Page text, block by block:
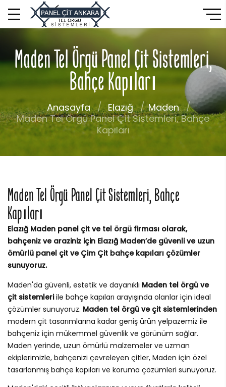
Maden Tel Örgü Panel Çit Sistemleri,
Bahçe Kapıları
Anasayfa Elazığ
Maden
Maden Tel Örgü Panel Çit Sistemleri, Bahçe
Kapıları
Maden Tel Örgü Panel Çit Sistemleri, Bahçe
Kapıları
Elazığ Maden panel çit ve tel örgü firması olarak,
bahçeniz ve araziniz için Elazığ Maden’de güvenli ve uzun
ömürlü panel çit ve Çim Çit bahçe kapıları çözümler
sunuyoruz.
Maden'da güvenli, estetik ve dayanıklı Maden tel örgü ve
çit sistemleriile bahçe kapıları arayışında olanlar için ideal
çözümler sunuyoruz. Maden tel örgü ve çit sistemlerinden
modern çit tasarımlarına kadar geniş ürün yelpazemiz ile
bahçeniz için mükemmel güvenlik ve görünüm sağlar.
Maden yerinde, uzun ömürlü malzemeler ve uzman
ekiplerimizle, bahçenizi çevreleyen çitler, Maden için özel
tasarlanmış bahçe kapıları ve koruma çözümleri sunuyoruz.